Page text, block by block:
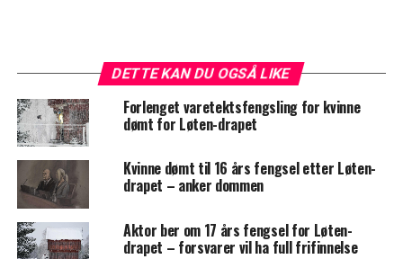
DETTE KAN DU OGSÅ LIKE
Forlenget varetektsfengsling for kvinne
dømt for Løten-drapet
Kvinne dømt til 16 års fengsel etter Løten-
drapet – anker dommen
Aktor ber om 17 års fengsel for Løten-
drapet – forsvarer vil ha full frifinnelse